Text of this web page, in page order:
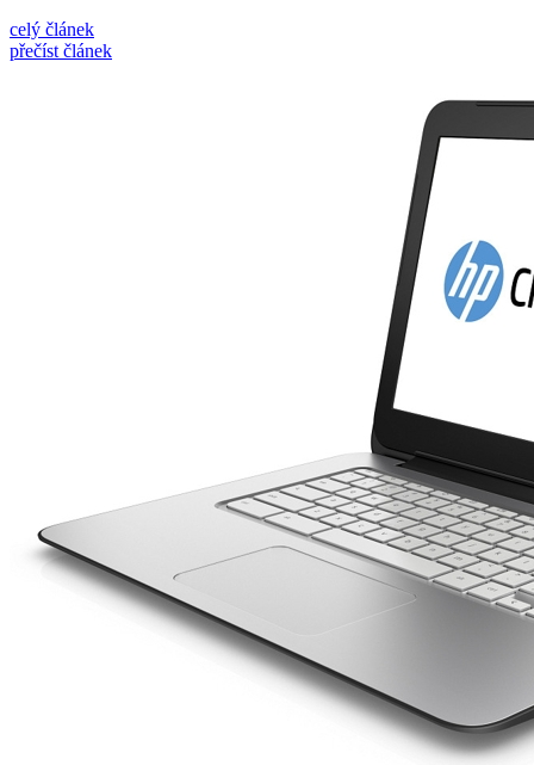
celý článek
přečíst článek